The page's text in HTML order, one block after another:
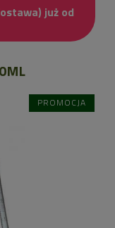
już od
PROMOCJA